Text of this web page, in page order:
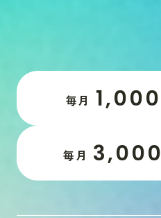
毎月 1,000
毎月 3,000